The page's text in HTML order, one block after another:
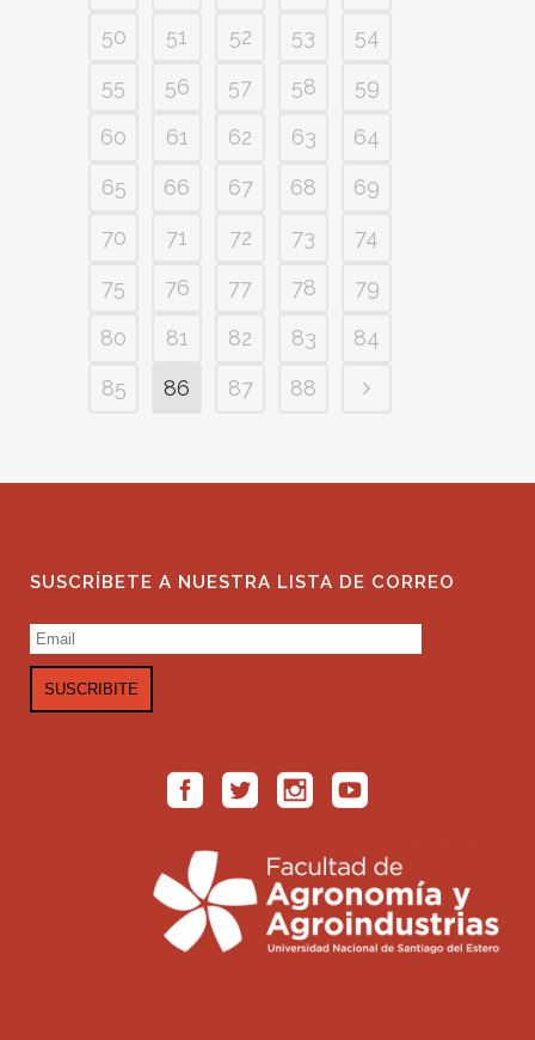
50
51 52 53
54
55
56 57 58
59
60
61 62 63
64
65
66 67 68
69
70
71 72 73
74
75
76 77 78
79
80
81 82 83
84
85
86 87 88
SUSCRÍBETE A NUESTRA LISTA DE CORREO